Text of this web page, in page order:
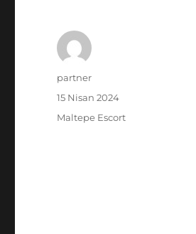
Yazar
partner
Yayın
tarihi
15 Nisan 2024
Kategoriler
Maltepe Escort